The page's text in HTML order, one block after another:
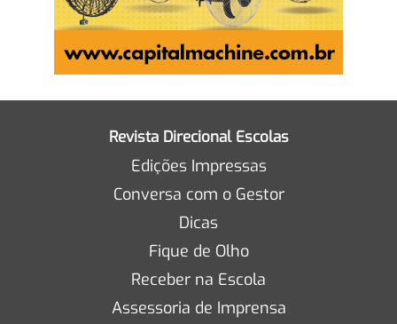
Revista Direcional Escolas
Edições Impressas
Conversa com o Gestor
Dicas
Fique de Olho
Receber na Escola
Assessoria de Imprensa